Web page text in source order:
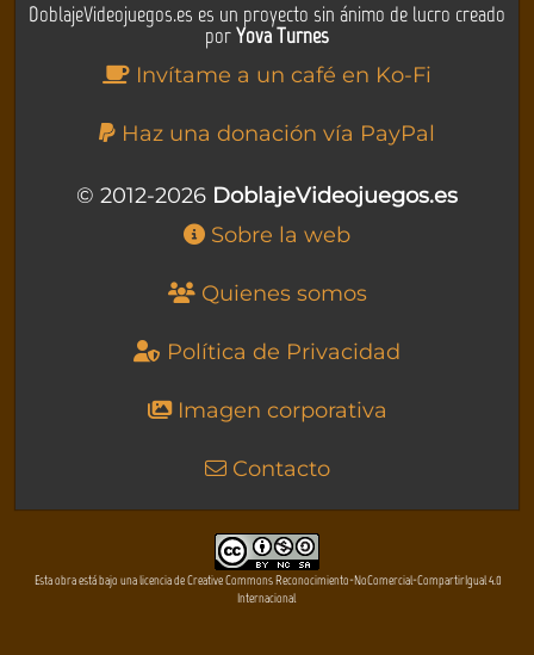
DoblajeVideojuegos.es es un proyecto sin ánimo de lucro creado
porYova Turnes
Invítame a un café en Ko-Fi
Haz una donación vía PayPal
© 2012-2026 DoblajeVideojuegos.es
Sobre la web
Quienes somos
Política de Privacidad
Imagen corporativa
Contacto
Esta obra está bajo una licencia de Creative Commons Reconocimiento-NoComercial-CompartirIgual 4.0
Internacional